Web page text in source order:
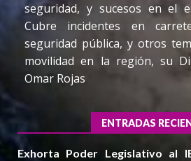
seguridad, y sucesos en el
Cubre incidentes en
seguridad pública, y otros
movilidad en la región, su
Omar Rojas
ENTRADAS
Exhorta Poder Legislativo al